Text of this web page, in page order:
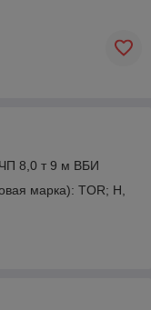
8,0 т 9 м ВБИ
марка): TOR; Н,